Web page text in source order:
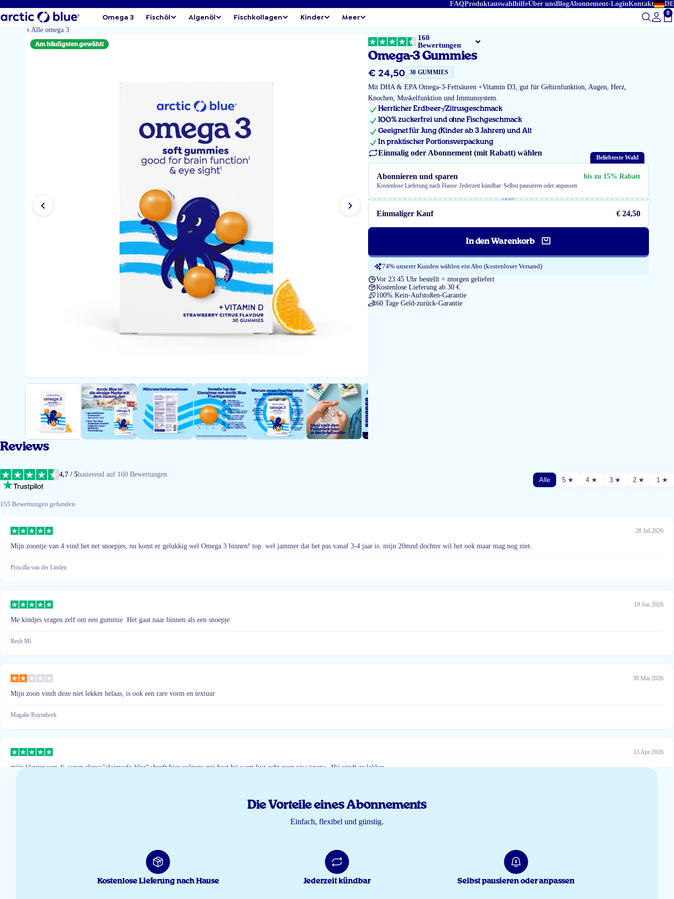
FAQProduktauswahlhilfeÜber unsBlogAbonnement-LoginKontakt DE
Omega 3 Fischöl Algenöl Fischkollagen Kinder Meer 0
Alle omega 3
Am häufigsten gewählt
160
Bewertungen
Omega-3 Gummies
Regulärer
Preis
€ 24,50 30 GUMMIES
Mit DHA & EPA Omega-3-Fettsäuren +Vitamin D3, gut für Gehirnfunktion, Augen, Herz,
Knochen, Muskelfunktion und Immunsystem.
Herrlicher Erdbeer-/Zitrusgeschmack
100% zuckerfrei und ohne Fischgeschmack
Geeignet für Jung (Kinder ab 3 Jahren) und Alt
In praktischer Portionsverpackung
Einmalig oder Abonnement (mit Rabatt) wählen
Beliebteste Wahl
Abonnieren und sparen bis zu 15% Rabatt
Kostenlose Lieferung nach Hause·Jederzeit kündbar·Selbst pausieren oder anpassen
oder
Einmaliger Kauf € 24,50
In den Warenkorb
74% unserer Kunden wählen ein Abo (kostenloser Versand)
Vor 23:45 Uhr bestellt = morgen geliefert
Kostenlose Lieferung ab 30 €
100% Kein-Aufstoßen-Garantie
60 Tage Geld-zurück-Garantie
Reviews
4,7 / 5basierend auf 160 Bewertungen
Alle 5 ★ 4 ★ 3 ★ 2 ★ 1 ★
155 Bewertungen gefunden
28 Jul 2026
Mijn zoontje van 4 vind het net snoepjes, nu komt er gelukkig wel Omega 3 binnen! top. wel jammer dat het pas vanaf 3-4 jaar is. mijn 20mnd dochter wil het ook maar mag nog niet.
Priscilla van der Linden
19 Jun 2026
Me kindjes vragen zelf om een gummie. Het gaat naar binnen als een snoepje
Resh Mi
30 Mai 2026
Mijn zoon vindt deze niet lekker helaas, is ook een rare vorm en textuur
Magalie Ruymbeek
13 Apr 2026
mijn kleuter van 4j <span class="claimsafe-blur">heeft hier volgens mij baat bij want lust echt geen vis</span>. Hij vindt ze lekker.
Die Vorteile eines Abonnements
Einfach, flexibel und günstig.
Kostenlose Lieferung nach Hause Jederzeit kündbar Selbst pausieren oder anpassen